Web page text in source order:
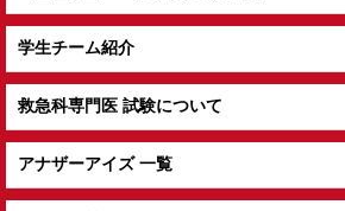
学生チーム紹介
救急科専門医 試験について
アナザーアイズ 一覧